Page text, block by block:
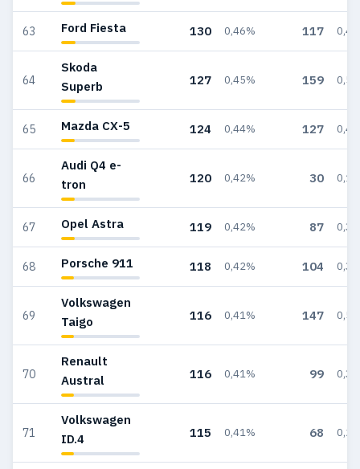
63 Ford Fiesta 130 0,46% 117
64
Skoda
Superb
127 0,45% 159
65 Mazda CX-5 124 0,44% 127
66
Audi Q4 e-
tron
120 0,42% 30
67 Opel Astra 119 0,42% 87
68 Porsche 911 118 0,42% 104
69
Volkswagen
Taigo
116 0,41% 147
70
Renault
Austral
116 0,41% 99
71
Volkswagen
ID.4
115 0,41% 68